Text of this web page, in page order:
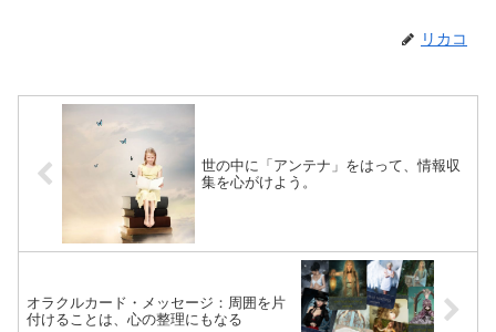
リカコ
世の中に「アンテナ」をはって、情報収
集を心がけよう。
オラクルカード・メッセージ：周囲を片
付けることは、心の整理にもなる